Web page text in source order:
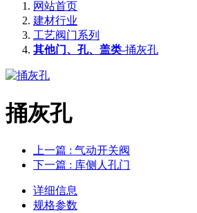
网站首页
建材行业
工艺阀门系列
其他门、孔、盖类-捅灰孔
捅灰孔
上一篇 : 气动开关阀
下一篇 : 库侧人孔门
详细信息
规格参数